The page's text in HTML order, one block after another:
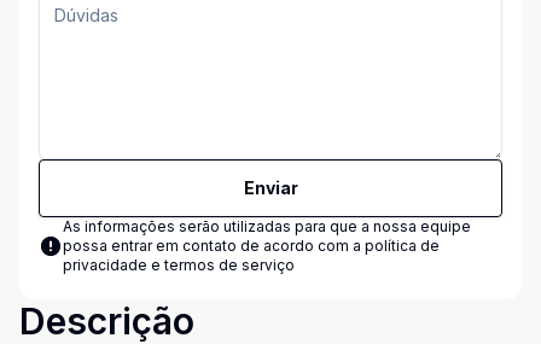
Enviar
As informações serão utilizadas para que a nossa equipe
possa entrar em contato de acordo com a política de
privacidade e termos de serviço
Descrição